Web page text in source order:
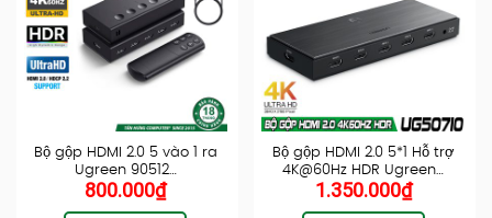
Bộ gộp HDMI 2.0 5 vào 1 ra
Ugreen 90512…
800.000₫
Bộ gộp HDMI 2.0 5*1 Hỗ trợ
4K@60Hz HDR Ugreen…
1.350.000₫